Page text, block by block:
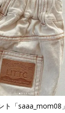
「saaa_mom08」